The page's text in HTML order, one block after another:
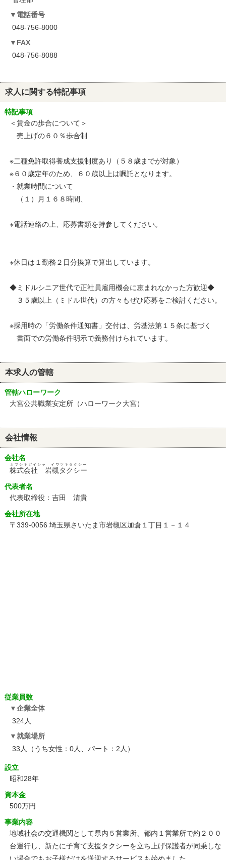
電話番号
048-756-8000
FAX
048-756-8088
求人に関する特記事項
特記事項
＜賃金の歩合について＞
売上げの６０％歩合制
※二種免許取得養成支援制度あり（５８歳までが対象）
※６０歳定年のため、６０歳以上は嘱託となります。
・就業時間について
（１）月１６８時間、
※電話連絡の上、応募書類を持参してください。
※休日は１勤務２日分換算で算出しています。
◆ミドルシニア世代で正社員雇用機会に恵まれなかった方歓迎◆
３５歳以上（ミドル世代）の方々もぜひ応募をご検討ください。
※採用時の「労働条件通知書」交付は、労基法第１５条に基づく
書面での労働条件明示で義務付けられています。
本求人の管轄
管轄ハローワーク
大宮公共職業安定所（ハローワーク大宮）
会社情報
会社名
株式会社 岩槻タクシー
カブシキガイシャ イワツキタクシー
代表者名
代表取締役：吉田 清貴
会社所在地
〒339-0056 埼玉県さいたま市岩槻区加倉１丁目１－１４
従業員数
企業全体
324人
就業場所
33人（うち女性：0人、パート：2人）
設立
昭和28年
資本金
500万円
事業内容
地域社会の交通機関として県内５営業所、都内１営業所で約２００
台運行し、新たに子育て支援タクシーを立ち上げ保護者が同乗しな